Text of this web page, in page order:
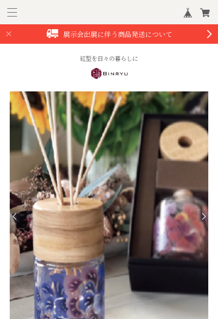
展示会出展に伴う商品発送について
紅型を日々の暮らしに